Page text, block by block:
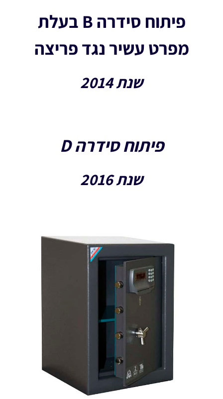
פיתוח סידרה B בעלת
מפרט עשיר נגד פריצה
שנת 2014
פיתוח סידרה D
שנת 2016